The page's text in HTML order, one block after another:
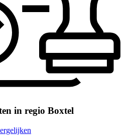
in regio Boxtel